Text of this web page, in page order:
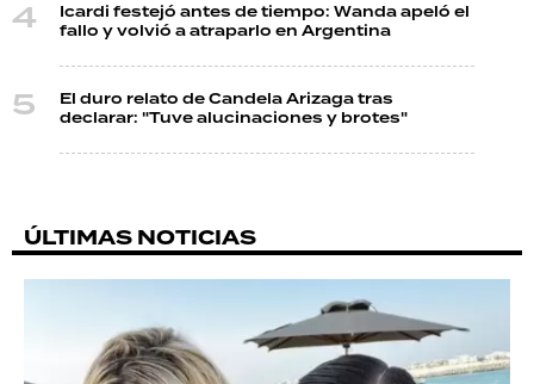
Icardi festejó antes de tiempo: Wanda apeló el
fallo y volvió a atraparlo en Argentina
El duro relato de Candela Arizaga tras
declarar: "Tuve alucinaciones y brotes"
ÚLTIMAS NOTICIAS